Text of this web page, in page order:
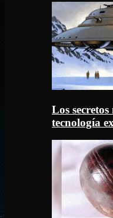
Los
tecnología